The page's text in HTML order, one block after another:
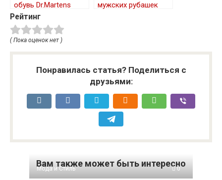
обувь Dr.Martens
мужских рубашек
Рейтинг
( Пока оценок нет )
Понравилась статья? Поделиться с
друзьями:
Вам также может быть интересно
Мода и Стиль 0